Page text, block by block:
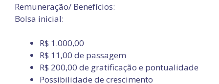
Remuneração/ Benefícios:
Bolsa inicial:
R$ 1.000,00
R$ 11,00 de passagem
R$ 200,00 de gratificação e pontualidade
Possibilidade de crescimento